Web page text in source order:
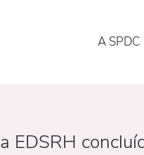
A SPDC
EDSRH